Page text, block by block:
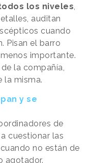
los niveles,
auditan
cuando
Pisan el barro
importante.
la compañía,
la misma.
y se
de
cuestionar las
no están de
agotador.